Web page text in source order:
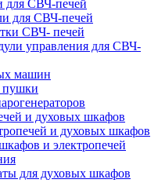
СВЧ-печей
для СВЧ-печей
СВЧ- печей
управления для СВЧ-
машин
пушки
и духовых шкафов
и духовых шкафов
и электропечей
для духовых шкафов